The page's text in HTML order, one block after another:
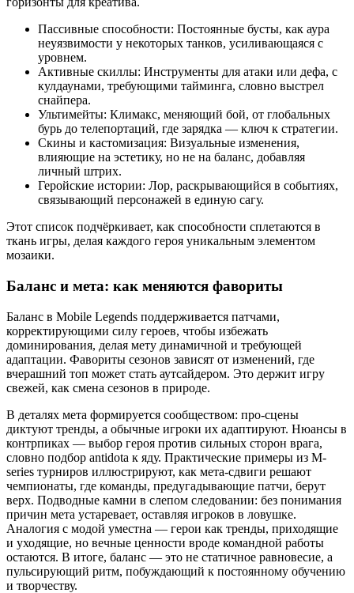
Пассивные способности: Постоянные бусты, как аура
неуязвимости у некоторых танков, усиливающаяся с
уровнем.
Активные скиллы: Инструменты для атаки или дефа, с
кулдаунами, требующими тайминга, словно выстрел
снайпера.
Ультимейты: Климакс, меняющий бой, от глобальных
бурь до телепортаций, где зарядка — ключ к стратегии.
Скины и кастомизация: Визуальные изменения,
влияющие на эстетику, но не на баланс, добавляя
личный штрих.
Геройские истории: Лор, раскрывающийся в событиях,
связывающий персонажей в единую сагу.
Этот список подчёркивает, как способности сплетаются в
ткань игры, делая каждого героя уникальным элементом
мозаики.
Баланс и мета: как меняются фавориты
Баланс в Mobile Legends поддерживается патчами,
корректирующими силу героев, чтобы избежать
доминирования, делая мету динамичной и требующей
адаптации. Фавориты сезонов зависят от изменений, где
вчерашний топ может стать аутсайдером. Это держит игру
свежей, как смена сезонов в природе.
В деталях мета формируется сообществом: про-сцены
диктуют тренды, а обычные игроки их адаптируют. Нюансы в
контрпиках — выбор героя против сильных сторон врага,
словно подбор antidota к яду. Практические примеры из M-
series турниров иллюстрируют, как мета-сдвиги решают
чемпионаты, где команды, предугадывающие патчи, берут
верх. Подводные камни в слепом следовании: без понимания
причин мета устаревает, оставляя игроков в ловушке.
Аналогия с модой уместна — герои как тренды, приходящие
и уходящие, но вечные ценности вроде командной работы
остаются. В итоге, баланс — это не статичное равновесие, а
пульсирующий ритм, побуждающий к постоянному обучению
и творчеству.